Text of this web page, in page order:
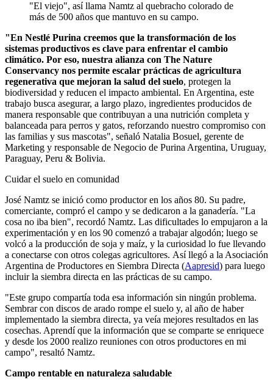
"El viejo", así llama Namtz al quebracho colorado de
más de 500 años que mantuvo en su campo.
"En Nestlé Purina creemos que la transformación de los
sistemas productivos es clave para enfrentar el cambio
climático. Por eso, nuestra alianza con The Nature
Conservancy nos permite escalar prácticas de agricultura
regenerativa que mejoran la salud del suelo, protegen la
biodiversidad y reducen el impacto ambiental. En Argentina, este
trabajo busca asegurar, a largo plazo, ingredientes producidos de
manera responsable que contribuyan a una nutrición completa y
balanceada para perros y gatos, reforzando nuestro compromiso con
las familias y sus mascotas", señaló Natalia Bosuel, gerente de
Marketing y responsable de Negocio de Purina Argentina, Uruguay,
Paraguay, Peru & Bolivia.
Cuidar el suelo en comunidad
José Namtz se inició como productor en los años 80. Su padre,
comerciante, compró el campo y se dedicaron a la ganadería. "La
cosa no iba bien", recordó Namtz. Las dificultades lo empujaron a la
experimentación y en los 90 comenzó a trabajar algodón; luego se
volcó a la producción de soja y maíz, y la curiosidad lo fue llevando
a conectarse con otros colegas agricultores. Así llegó a la Asociación
Argentina de Productores en Siembra Directa (Aapresid) para luego
incluir la siembra directa en las prácticas de su campo.
"Este grupo compartía toda esa información sin ningún problema.
Sembrar con discos de arado rompe el suelo y, al año de haber
implementado la siembra directa, ya veía mejores resultados en las
cosechas. Aprendí que la información que se comparte se enriquece
y desde los 2000 realizo reuniones con otros productores en mi
campo", resaltó Namtz.
Campo rentable en naturaleza saludable